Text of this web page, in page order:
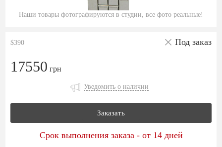
Наши товары фотографируются в студии, все фото реальные!
$390 Под заказ
17550 грн
Уведомить о наличии
Заказать
Срок выполнения заказа - от 14 дней